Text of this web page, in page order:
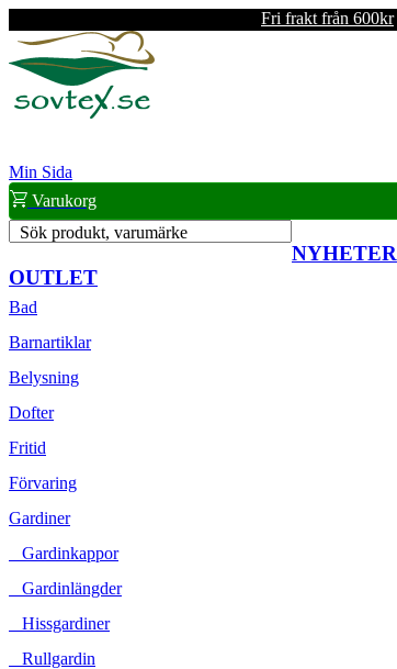
Fri frakt från 600kr
Min Sida
Varukorg
Sök produkt, varumärke
NYHETER
OUTLET
Bad
Barnartiklar
Belysning
Dofter
Fritid
Förvaring
Gardiner
Gardinkappor
Gardinlängder
Hissgardiner
Rullgardin